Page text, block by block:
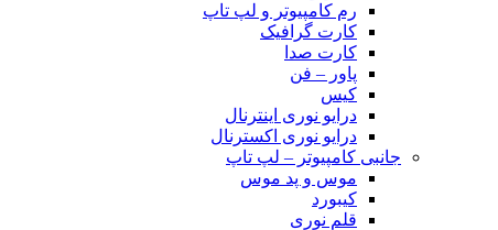
رم کامپیوتر و لپ تاپ
کارت گرافیک
کارت صدا
پاور – فن
کیس
درایو نوری اینترنال
درایو نوری اکسترنال
جانبی کامپیوتر – لپ تاپ
موس و پد موس
کیبورد
قلم نوری